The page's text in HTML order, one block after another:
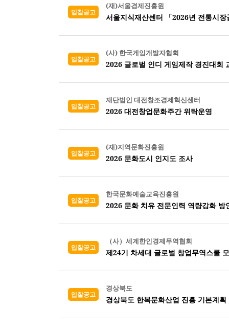
입찰공고
(재)서울경제진흥원
입찰공고
(사) 한국게임개발자협회
2026 글로벌 인디 게임제작 경진대회
입찰공고
재단법인 대전창조경제혁신센터
2026 대전창업문화주간 위탁운영
입찰공고
(재)지역문화진흥원
2026 문화도시 인지도 조사
입찰공고
한국문화예술교육진흥원
2026 문화 치유 전문인력 역량강화 방
입찰공고
（사）세계한인경제무역협회
제24기 차세대 글로벌 창업무역스쿨
입찰공고
경상북도
경상북도 한복문화산업 진흥 기본계획